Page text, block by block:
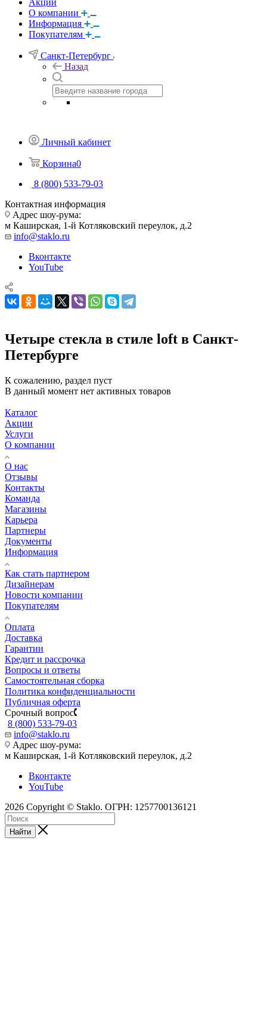
Акции
О компании
Информация
Покупателям
Санкт-Петербург
Назад
Личный кабинет
Корзина0
8 (800) 533-79-03
Контактная информация
Адрес шоу-рума:
м Каширская, 1-й Котляковский переулок, д.2
info@staklo.ru
Вконтакте
YouTube
Четыре стекла в стиле loft в Санкт-
Петербурге
К сожалению, раздел пуст
В данный момент нет активных товаров
Каталог
Акции
Услуги
О компании
О нас
Отзывы
Контакты
Команда
Магазины
Карьера
Партнеры
Документы
Информация
Как стать партнером
Дизайнерам
Новости компании
Покупателям
Оплата
Доставка
Гарантии
Кредит и рассрочка
Вопросы и ответы
Самостоятельная сборка
Политика конфиденциальности
Публичная оферта
Срочный вопрос
8 (800) 533-79-03
info@staklo.ru
Адрес шоу-рума:
м Каширская, 1-й Котляковский переулок, д.2
Вконтакте
YouTube
2026 Copyright © Staklo. ОГРН: 1257700136121
Найти